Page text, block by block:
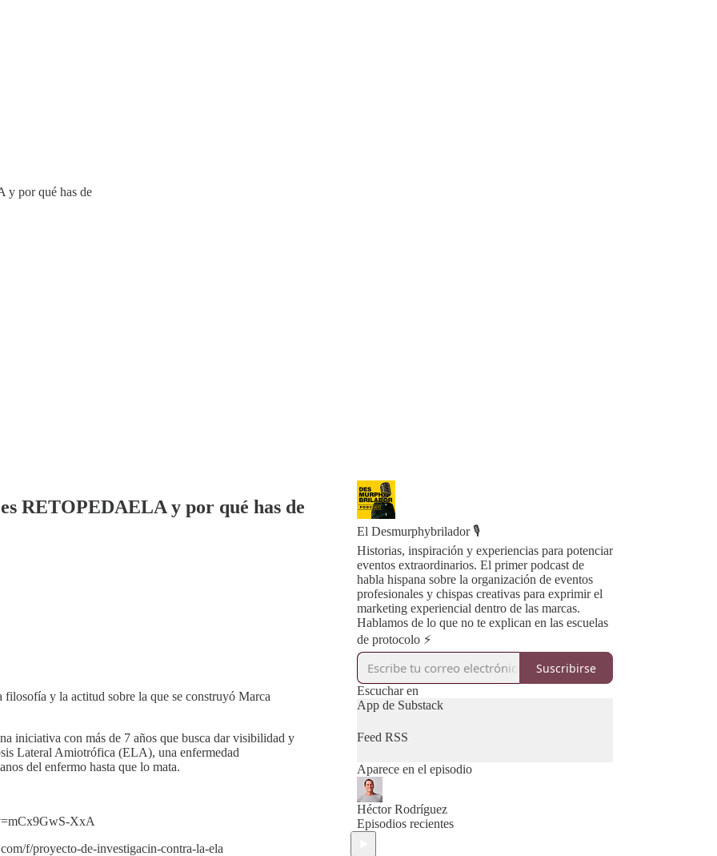
y por qué has de
RETOPEDAELA y por qué has de
y la actitud sobre la que se construyó Marca
iniciativa con más de 7 años que busca dar visibilidad y
Lateral Amiotrófica (ELA), una enfermedad
del enfermo hasta que lo mata.
XxA
f/proyecto-de-investigacin-contra-la-ela
El Desmurphybrilador 🎙️
Historias, inspiración y experiencias para potenciar
eventos extraordinarios. El primer podcast de
habla hispana sobre la organización de eventos
profesionales y chispas creativas para exprimir el
marketing experiencial dentro de las marcas.
Hablamos de lo que no te explican en las escuelas
de protocolo ⚡️
Suscribirse
Escuchar en
App de Substack
Feed RSS
Aparece en el episodio
Héctor Rodríguez
Episodios recientes